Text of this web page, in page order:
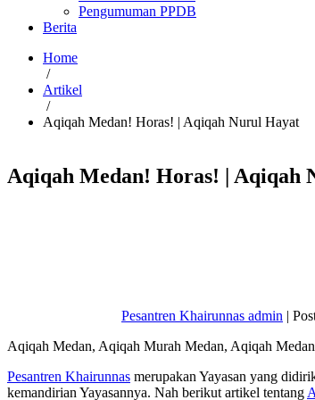
Pengumuman PPDB
Berita
Home
/
Artikel
/
Aqiqah Medan! Horas! | Aqiqah Nurul Hayat
Aqiqah Medan! Horas! | Aqiqah
Pesantren Khairunnas admin |
Aqiqah Medan, Aqiqah Murah Medan, Aqiqah
Pesantren Khairunnas merupakan Yayasan yang
kemandirian Yayasannya. Nah berikut artikel tentang